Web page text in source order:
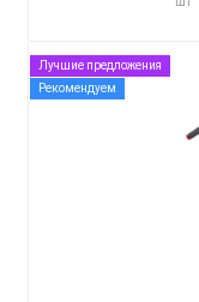
Лучшие предложения
Рекомендуем